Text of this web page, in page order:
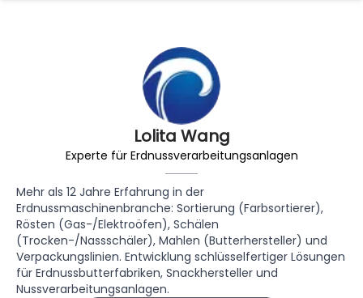
Lolita Wang
Experte für Erdnussverarbeitungsanlagen
Mehr als 12 Jahre Erfahrung in der
Erdnussmaschinenbranche: Sortierung (Farbsortierer),
Rösten (Gas-/Elektroöfen), Schälen
(Trocken-/Nassschäler), Mahlen (Butterhersteller) und
Verpackungslinien. Entwicklung schlüsselfertiger Lösungen
für Erdnussbutterfabriken, Snackhersteller und
Nussverarbeitungsanlagen.